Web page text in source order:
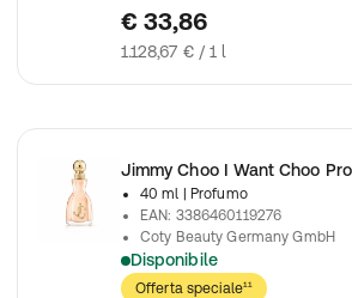
€ 33,86
1.128,67 € / 1 l
Jimmy Choo I Want Choo
40 ml
| Profumo
EAN: 3386460119276
Coty Beauty Germany GmbH
Disponibile
Jimmy Choo Voglio Choo Eau De
Offerta speciale¹¹